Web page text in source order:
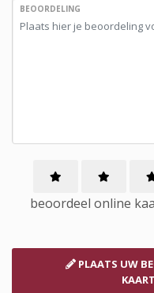
BEOORDELING
beoordeel online
PLAATS UW